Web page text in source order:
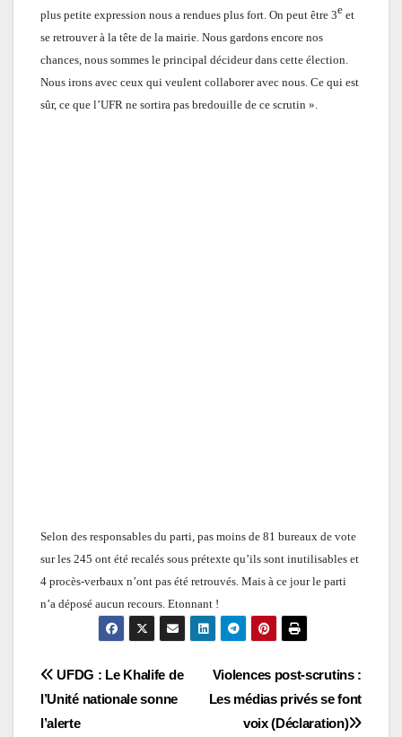
plus petite expression nous a rendues plus fort. On peut être 3e et
se retrouver à la tête de la mairie. Nous gardons encore nos
chances, nous sommes le principal décideur dans cette élection.
Nous irons avec ceux qui veulent collaborer avec nous. Ce qui est
sûr, ce que l’UFR ne sortira pas bredouille de ce scrutin ».
Selon des responsables du parti, pas moins de 81 bureaux de vote
sur les 245 ont été recalés sous prétexte qu’ils sont inutilisables et
4 procès-verbaux n’ont pas été retrouvés. Mais à ce jour le parti
n’a déposé aucun recours. Etonnant !
Navigation
de
Violences post-scrutins :
Les médias privés se font
voix (Déclaration)
UFDG : Le Khalife de
l’Unité nationale sonne
l’alerte